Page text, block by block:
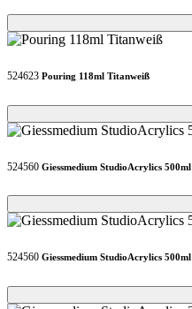
Loading...
Loading...
524623 Pouring 118ml Titanweiß
Loading...
Loading...
524560 Giessmedium StudioAcrylics 500ml
Loading...
Loading...
524560 Giessmedium StudioAcrylics 500ml
Loading...
Loading...